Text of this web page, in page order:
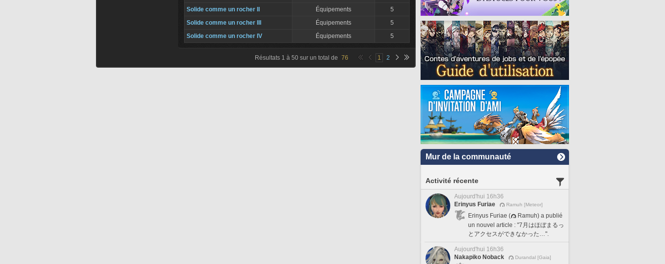
Solide comme un rocher II
Équipements
5
Solide comme un rocher III
Équipements
5
Solide comme un rocher IV
Équipements 5
Résultats 1 à 50 sur un total de 76 1 2
Mur de la communauté
Activité récente
Aujourd'hui 16h36
Erinyus Furiae
Ramuh [Meteor]
Erinyus Furiae (
Ramuh) a publié
un nouvel article : "7月はほぼまるっ
とアクセスができなかった…".
Aujourd'hui 16h36
Nakapiko Noback
Durandal [Gaia]